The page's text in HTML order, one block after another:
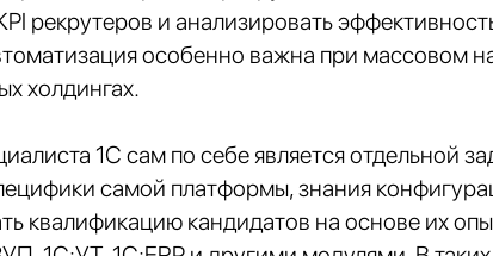
рекрутеров и анализировать
особенно важна при массовом
холдингах.
1С сам по себе является отдельной
самой платформы, знания
квалификацию кандидатов на основе их